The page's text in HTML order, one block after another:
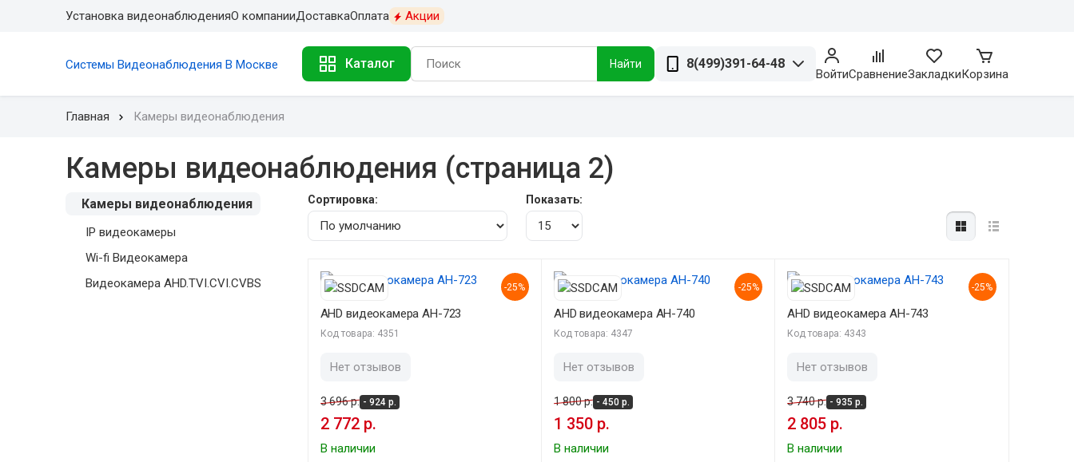
Установка видеонаблюденияО компанииДоставкаОплата Акции
Системы Видеонаблюдения В Москве Каталог Найти 8(499)391-64-48
ВойтиСравнениеЗакладкиКорзина
Главная Камеры видеонаблюдения
Камеры видеонаблюдения (страница 2)
Камеры видеонаблюдения
IP видеокамеры
Wi-fi Видеокамера
Видеокамера AHD.TVI.CVI.CVBS
Сортировка: Показать:
-25%
AHD видеокамера AH-723
Код товара: 4351
Нет отзывов
3 696 р. - 924 р.
2 772 р.
В наличии
-25%
AHD видеокамера AH-740
Код товара: 4347
Нет отзывов
1 800 р. - 450 р.
1 350 р.
В наличии
-25%
AHD видеокамера AH-743
Код товара: 4343
Нет отзывов
3 740 р. - 935 р.
2 805 р.
В наличии